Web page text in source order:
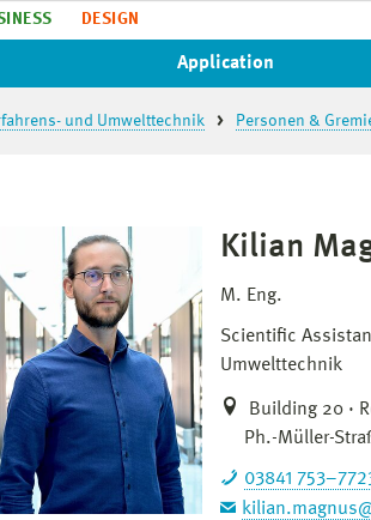
DESIGN
Application
und Umwelttechnik Personen &
Kilian
M. Eng.
Scientific
Umwelttechnik
Building 20 ·
Ph.-Müller-
03841